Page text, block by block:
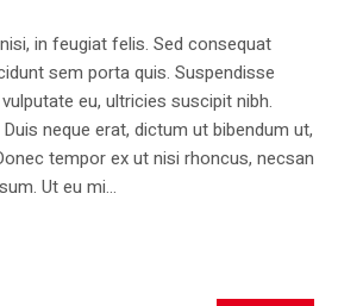
in feugiat felis. Sed consequat
sem porta quis. Suspendisse
eu, ultricies suscipit nibh.
neque erat, dictum ut bibendum ut,
tempor ex ut nisi rhoncus, necsan
Ut eu mi...